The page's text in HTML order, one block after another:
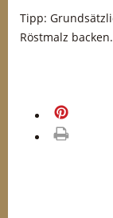
Tipp:
Röstmalz